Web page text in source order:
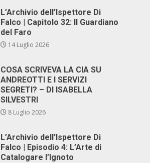
L’Archivio dell’Ispettore Di
Falco | Capitolo 32: Il Guardiano
del Faro
14 Luglio 2026
COSA SCRIVEVA LA CIA SU
ANDREOTTI E I SERVIZI
SEGRETI? – DI ISABELLA
SILVESTRI
8 Luglio 2026
L’Archivio dell’Ispettore Di
Falco | Episodio 4: L’Arte di
Catalogare l’Ignoto